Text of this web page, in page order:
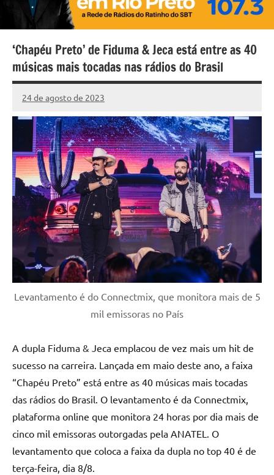
‘Chapéu Preto’ de Fiduma & Jeca está entre as 40
músicas mais tocadas nas rádios do Brasil
24 de agosto de 2023
Marcelo
Fachin
Nenhum
Comentário
Levantamento é do Connectmix, que monitora mais de 5
mil emissoras no País
A dupla Fiduma & Jeca emplacou de vez mais um hit de
sucesso na carreira. Lançada em maio deste ano, a faixa
“Chapéu Preto” está entre as 40 músicas mais tocadas
das rádios do Brasil. O levantamento é da Connectmix,
plataforma online que monitora 24 horas por dia mais de
cinco mil emissoras outorgadas pela ANATEL. O
levantamento que coloca a faixa da dupla no top 40 é de
terça-feira, dia 8/8.